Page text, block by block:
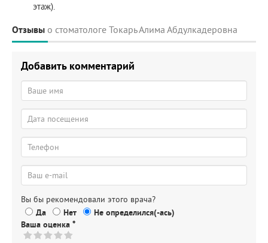
этаж).
Отзывы о стоматологе Токарь Алима Абдулкадеровна
Добавить комментарий
Вы бы рекомендовали этого врача?
Да
Нет
Не определился(-ась)
Ваша оценка *